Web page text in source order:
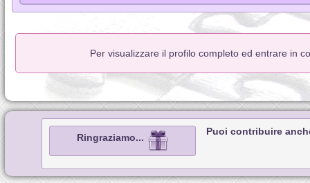
Per visualizzare il profilo completo ed entrare in
Ringraziamo...
Puoi contribuire